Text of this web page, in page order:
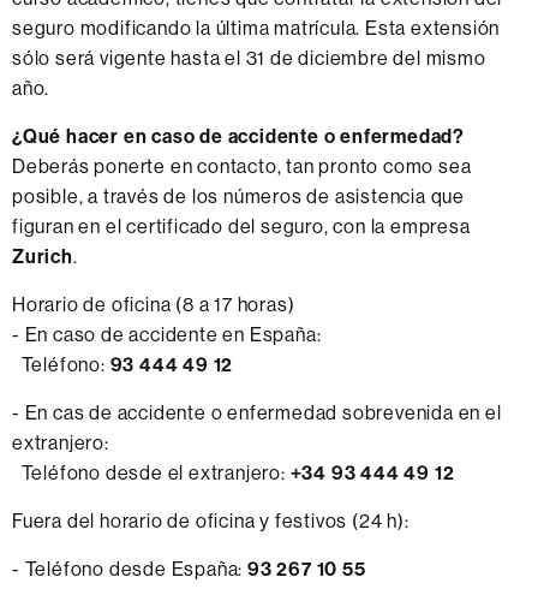
seguro modificando la última matrícula. Esta extensión
sólo será vigente hasta el 31 de diciembre del mismo
año.
¿Qué hacer en caso de accidente o enfermedad?
Deberás ponerte en contacto, tan pronto como sea
posible, a través de los números de asistencia que
figuran en el certificado del seguro, con la empresa
Zurich.
Horario de oficina (8 a 17 horas)
- En caso de accidente en España:
Teléfono: 93 444 49 12
- En cas de accidente o enfermedad sobrevenida en el
extranjero:
Teléfono desde el extranjero: +34 93 444 49 12
Fuera del horario de oficina y festivos (24 h):
- Teléfono desde España: 93 267 10 55